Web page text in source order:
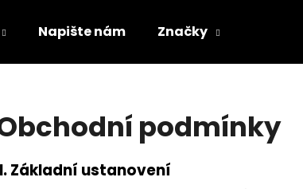
Napište nám Značky
podmínky
I.Základní ustanovení
HLEDAT